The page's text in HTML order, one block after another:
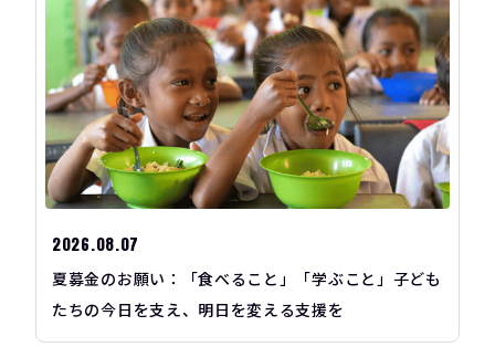
2026.08.07
夏募金のお願い：「食べること」「学ぶこと」子ども
たちの今日を支え、明日を変える支援を